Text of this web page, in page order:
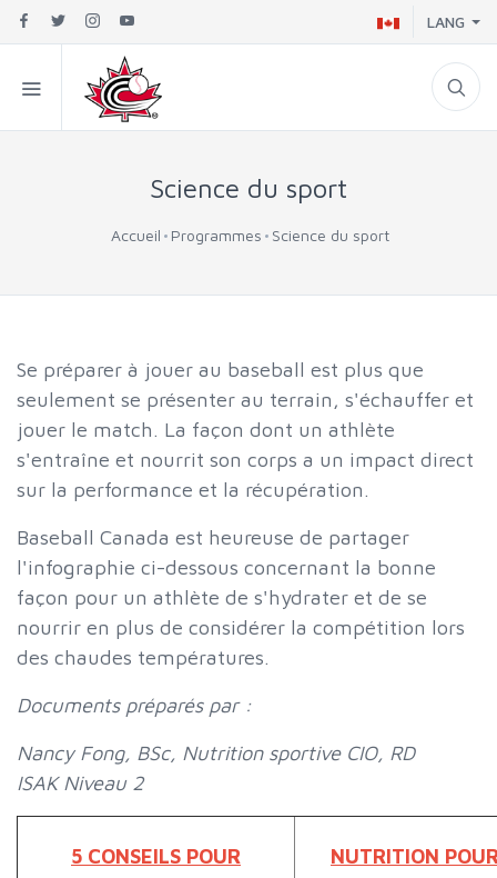
LANG
Science du sport
Accueil Programmes Science du sport
Se préparer à jouer au baseball est plus que
seulement se présenter au terrain, s'échauffer et
jouer le match. La façon dont un athlète
s'entraîne et nourrit son corps a un impact direct
sur la performance et la récupération.
Baseball Canada est heureuse de partager
l'infographie ci-dessous concernant la bonne
façon pour un athlète de s'hydrater et de se
nourrir en plus de considérer la compétition lors
des chaudes températures.
Documents préparés par :
Nancy Fong, BSc, Nutrition sportive CIO, RD
ISAK Niveau 2
5 CONSEILS POUR
NUTRITION